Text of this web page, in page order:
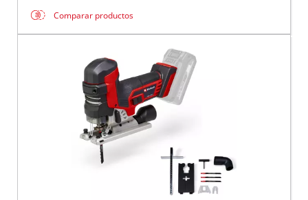
Comparar productos